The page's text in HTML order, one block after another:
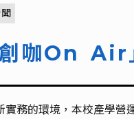
創咖On
實務的環境，本校產學